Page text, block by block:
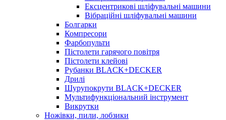
Ексцентрикові шліфувальні машини
Вібраційні шліфувальні машини
Болгарки
Компресори
Фарбопульти
Пістолети гарячого повітря
Пістолети клейові
Рубанки BLACK+DECKER
Дрилі
Шурупокрути BLACK+DECKER
Мультифункціональний інструмент
Викрутки
Ножівки, пили, лобзики